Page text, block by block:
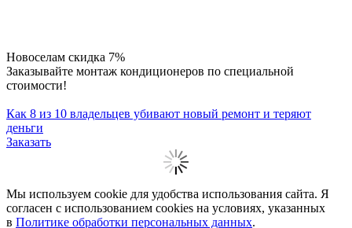
Новоселам скидка 7%
Заказывайте монтаж кондиционеров по специальной
стоимости!
Как 8 из 10 владельцев убивают новый ремонт и теряют
деньги
Заказать
Мы используем cookie для удобства использования сайта. Я
согласен с использованием cookies на условиях, указанных
в Политике обработки персональных данных.